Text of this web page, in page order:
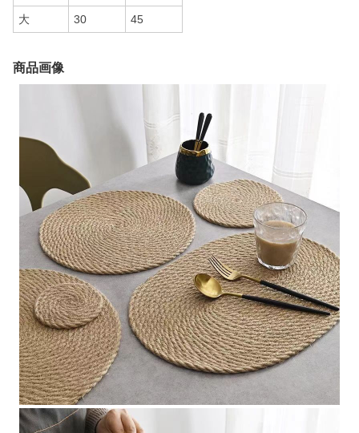
大 30 45
商品画像